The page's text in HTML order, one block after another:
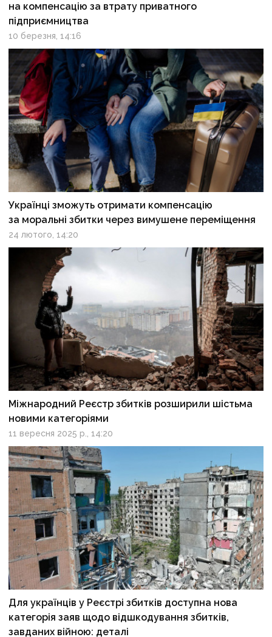
на компенсацію за втрату приватного
підприємництва
10 березня, 14:16
Українці зможуть отримати компенсацію
за моральні збитки через вимушене переміщення
24 лютого, 14:20
Міжнародний Реєстр збитків розширили шістьма
новими категоріями
11 вересня 2025 р., 14:20
Для українців у Реєстрі збитків доступна нова
категорія заяв щодо відшкодування збитків,
завданих війною: деталі